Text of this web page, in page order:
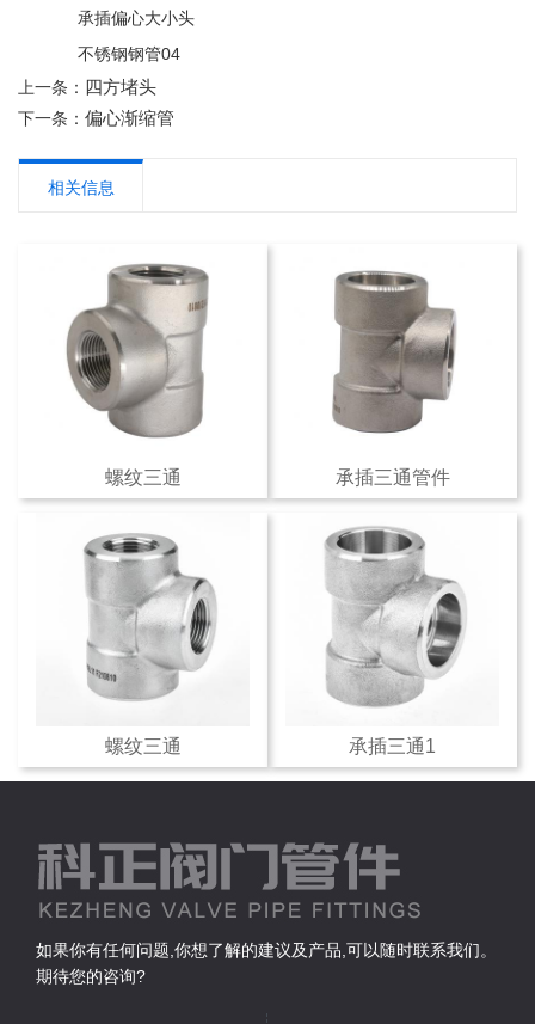
承插偏心大小头
不锈钢钢管04
上一条： 四方堵头
下一条： 偏心渐缩管
相关信息
螺纹三通 承插三通管件
螺纹三通 承插三通1
如果你有任何问题,你想了解的建议及产品,可以随时联系我们。
期待您的咨询?